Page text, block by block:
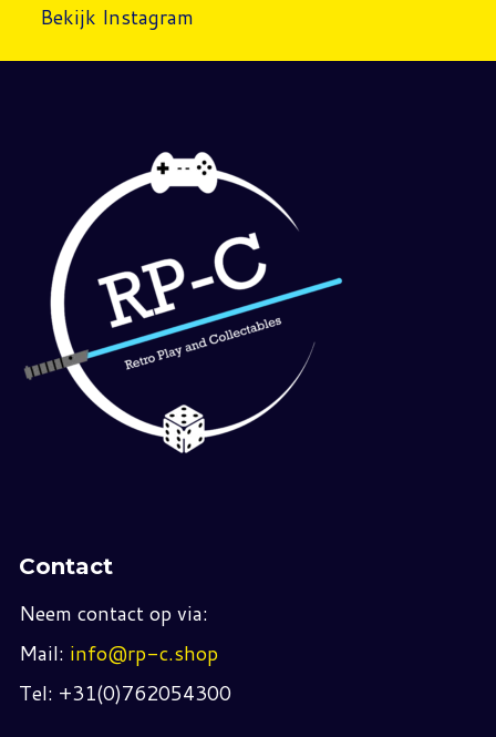
Bekijk Instagram
Contact
Neem contact op via:
Mail: info@rp-c.shop
Tel: +31(0)762054300